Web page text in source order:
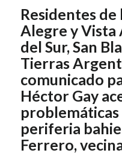
Residentes
Alegre y Vista
del Sur, San
Tierras
comunicado
Héctor Gay
periferia
Ferrero,